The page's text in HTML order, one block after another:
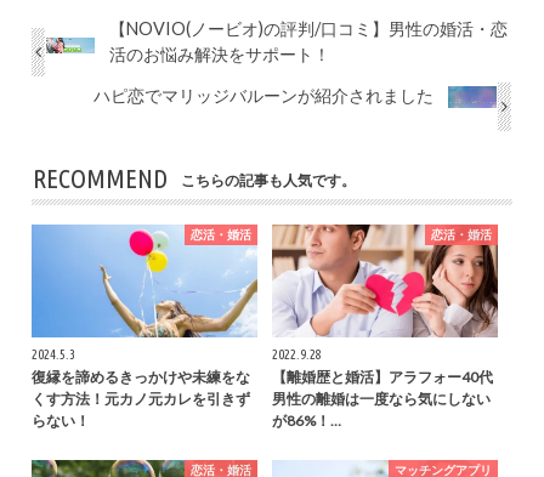
【NOVIO(ノービオ)の評判/口コミ】男性の婚活・恋
活のお悩み解決をサポート！
ハピ恋でマリッジバルーンが紹介されました
RECOMMEND こちらの記事も人気です。
恋活・婚活
2024.5.3
復縁を諦めるきっかけや未練をな
くす方法！元カノ元カレを引きず
らない！
恋活・婚活
2022.9.28
【離婚歴と婚活】アラフォー40代
男性の離婚は一度なら気にしない
が86%！…
恋活・婚活 マッチングアプリ